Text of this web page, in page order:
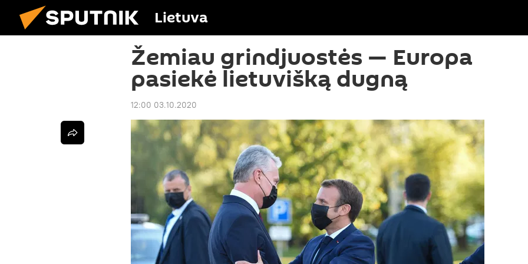
Lietuva
Žemiau grindjuostės — Europa
pasiekė lietuvišką dugną
12:00 03.10.2020